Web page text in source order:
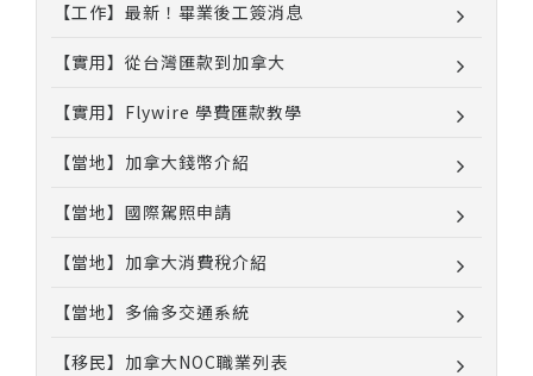
【工作】最新！畢業後工簽消息
【實用】從台灣匯款到加拿大
【實用】Flywire 學費匯款教學
【當地】加拿大錢幣介紹
【當地】國際駕照申請
【當地】加拿大消費稅介紹
【當地】多倫多交通系統
【移民】加拿大NOC職業列表